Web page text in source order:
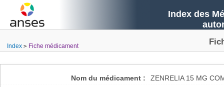
Index des
Index Fiche médicament
Nom du médicament :
ZENRELIA 15 MG